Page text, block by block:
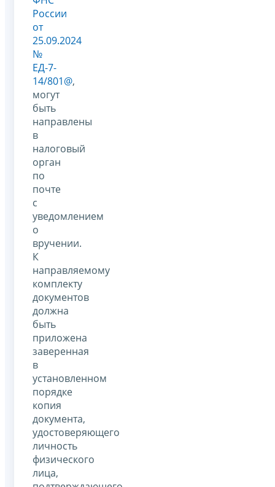
России
от
25.09.2024
№
ЕД-7-
14/801@,
могут
быть
направлены
в
налоговый
орган
по
почте
с
уведомлением
о
вручении.
К
направляемому
комплекту
документов
должна
быть
приложена
заверенная
в
установленном
порядке
копия
документа,
удостоверяющего
личность
физического
лица,